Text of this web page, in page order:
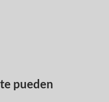
pueden